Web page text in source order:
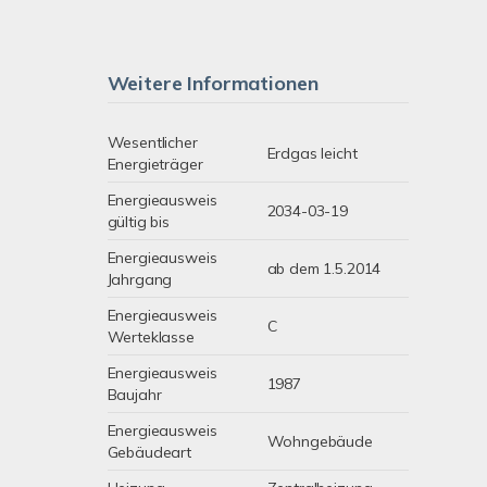
Weitere Informationen
Wesentlicher
Energieträger
Erdgas leicht
Energieausweis
gültig bis
2034-03-19
Energieausweis
Jahrgang
ab dem 1.5.2014
Energieausweis
Werteklasse
C
Energieausweis
Baujahr
1987
Energieausweis
Gebäudeart
Wohngebäude